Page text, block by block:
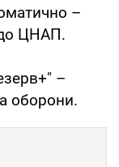
–
до ЦНАП.
–
оборони.